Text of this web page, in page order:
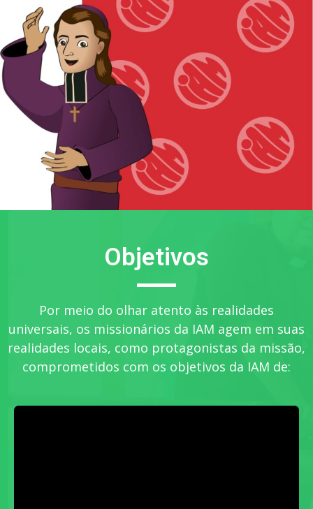
Objetivos
Por meio do olhar atento às realidades
universais, os missionários da IAM agem em suas
realidades locais, como protagonistas da missão,
comprometidos com os objetivos da IAM de: